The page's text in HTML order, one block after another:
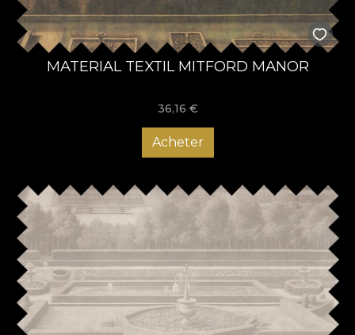
MATERIAL TEXTIL MITFORD MANOR
36,16 €
Acheter